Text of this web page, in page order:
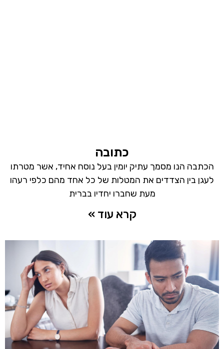
כתובה
הכתבה הנו מסמך עתיק יומין בעל נוסח אחיד, אשר מטרתו
לעגן בין הצדדים את המטלות של כל אחד מהם כלפי רעהו
מעת שחברו יחדיו בברית
קרא עוד »